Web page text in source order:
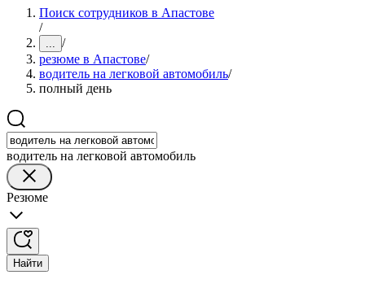
Поиск сотрудников в Апастове
/
... /
резюме в Апастове/
водитель на легковой автомобиль/
полный день
водитель на легковой автомобиль
Резюме
Найти